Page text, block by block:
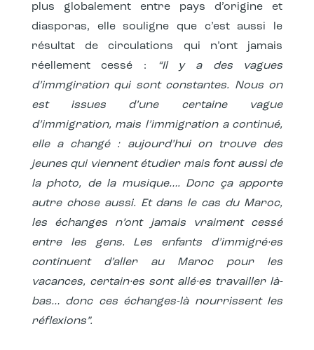
plus globalement entre pays d’origine et
diasporas, elle souligne que c’est aussi le
résultat de circulations qui n’ont jamais
réellement cessé :
“Il y a des vagues
d’immgiration qui sont constantes. Nous on
est issues d’une certaine vague
d’immigration, mais l’immigration a continué,
elle a changé : aujourd’hui on trouve des
jeunes qui viennent étudier mais font aussi de
la photo, de la musique…. Donc ça apporte
autre chose aussi. Et dans le cas du Maroc,
les échanges n’ont jamais vraiment cessé
entre les gens. Les enfants d’immigré·es
continuent d’aller au Maroc pour les
vacances, certain·es sont allé·es travailler là-
bas… donc ces échanges-là nourrissent les
réflexions”.